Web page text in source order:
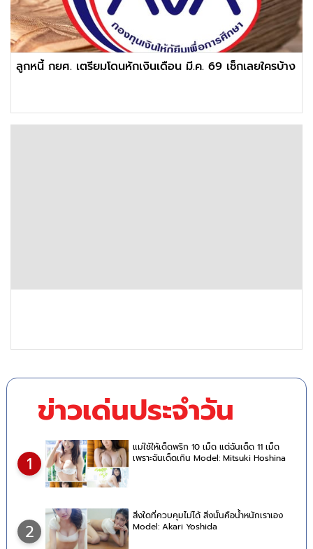
ลูกหนี้ กยศ. เตรียมโดนหักเงินเดือน มี.ค. 69 เช็กเลยใครบ้าง
ข่าวเด่นประจำวัน
1
แม่ใช้ให้เด็ดพริก 10 เม็ด แต่ฉันเด็ด 11 เม็ด
เพราะฉันเด็ดเกิน Model: Mitsuki Hoshina
2
สิ่งใดที่ควบคุมไม่ได้ สิ่งนั้นคือน้ำหนักเราเอง
Model: Akari Yoshida